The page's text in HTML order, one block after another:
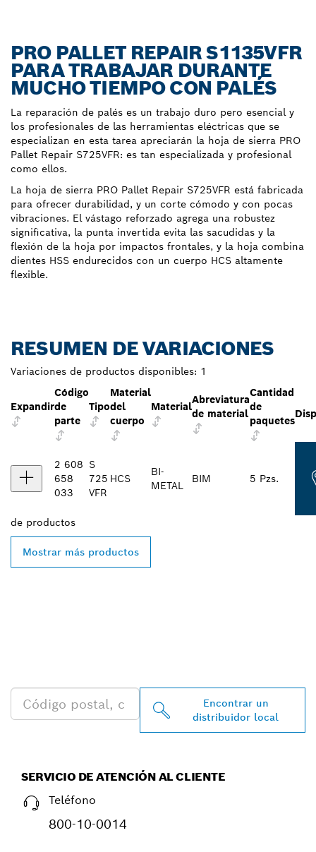
PRO PALLET REPAIR S1135VFR
PARA TRABAJAR DURANTE
MUCHO TIEMPO CON PALÉS
La reparación de palés es un trabajo duro pero esencial y
los profesionales de las herramientas eléctricas que se
especializan en esta tarea apreciarán la hoja de sierra PRO
Pallet Repair S725VFR: es tan especializada y profesional
como ellos.
La hoja de sierra PRO Pallet Repair S725VFR está fabricada
para ofrecer durabilidad, y un corte cómodo y con pocas
vibraciones. El vástago reforzado agrega una robustez
significativa, la punta invertida evita las sacudidas y la
flexión de la hoja por impactos frontales, y la hoja combina
dientes HSS endurecidos con un cuerpo HCS altamente
flexible.
RESUMEN DE VARIACIONES
Variaciones de productos disponibles: 1
Expandir
Código
de
parte
Tipo
Material
del
cuerpo
Material
Abreviatura
de material
Cantidad
de
paquetes
2 608
658
033
S
725
VFR
HCS
BI-
METAL
BIM 5 Pzs.
de productos
Mostrar más productos
Encontrar un
distribuidor local
SERVICIO DE ATENCIÓN AL CLIENTE
Teléfono
800-10-0014